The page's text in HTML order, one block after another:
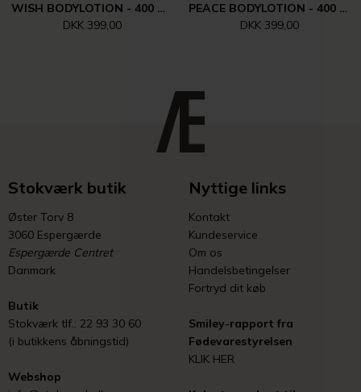
DKK 399,00
DKK 399,00
Stokværk butik
Øster Torv 8
3060 Espergærde
Espergærde Centret
Danmark
Butik
Stokværk tlf.: 22 93 30 60
(i butikkens åbningstid)
Webshop
Nyttige links
Kontakt
Kundeservice
Om os
Handelsbetingelser
Fortryd dit køb
Smiley-rapport fra
Fødevarestyrelsen
KLIK HER